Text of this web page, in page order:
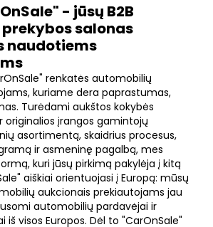
- jūsų B2B
salonas
naudotiems
renkatės automobilių
kuriame dera paprastumas,
Turėdami aukštos kokybės
originalios įrangos gamintojų
asortimentą, skaidrius procesus,
ir asmeninę pagalbą, mes
kuri jūsų pirkimą pakylėja į kitą
aiškiai orientuojasi į Europą: mūsų
aukcionais prekiautojams jau
automobilių pardavėjai ir
iš visos Europos. Dėl to "CarOnSale"